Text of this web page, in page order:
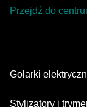
Przejdź do
Golarki
Series 9 Pro
Stylizatory i